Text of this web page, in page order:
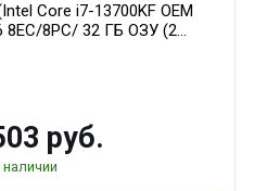
Core i7-13700KF OEM
8EC/8PC/ 32 ГБ ОЗУ (2
GDDR6X 384-Bit 3xDP
руб.
наличии